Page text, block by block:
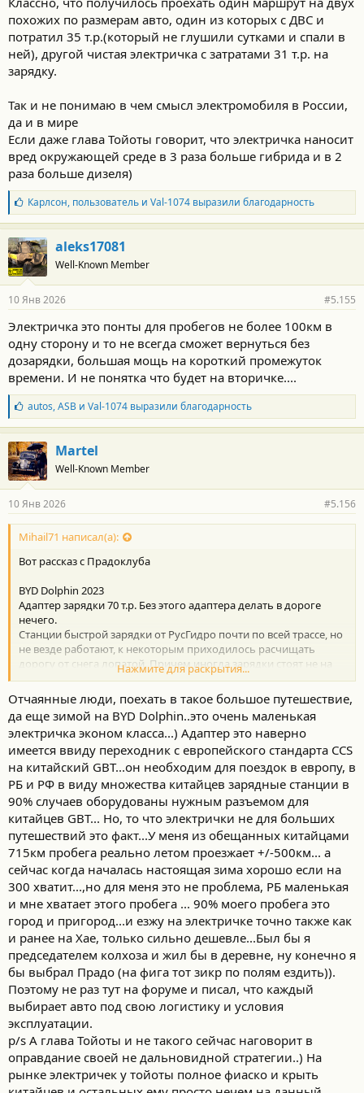
похожих по размерам авто, один из которых с ДВС и
потратил 35 т.р.(который не глушили сутками и спали в
ней), другой чистая электричка с затратами 31 т.р. на
зарядку.
Так и не понимаю в чем смысл электромобиля в России,
да и в мире
Если даже глава Тойоты говорит, что электричка наносит
вред окружающей среде в 3 раза больше гибрида и в 2
раза больше дизеля)
Б
л
а
г
о
д
а
н
с
т
и
Карлсон, пользовательи Val-1074выразили благодарность
aleks17081
Well-Known Member
10 Янв 2026 #5.155
Электричка это понты для пробегов не более 100км в
одну сторону и то не всегда сможет вернуться без
дозарядки, большая мощь на короткий промежуток
времени. И не понятка что будет на вторичке....
Б
л
а
г
о
д
а
н
о
с
и
autos,ASBи Val-1074выразили благодарность
Martel
Well-Known Member
10 Янв 2026 #5.156
Mihail71 написал(а):
Вот рассказ с Прадоклуба
BYD Dolphin 2023
Адаптер зарядки 70 т.р. Без этого адаптера делать в дороге
нечего.
Станции быстрой зарядки от РусГидро почти по всей трассе, но
не везде работают, к некоторым приходилось расчищать
дорогу от снега лопатой. Причем иногда зарядки стоят не на
федеральной трассе, а в 5-8 км в стороне.
Есть отрезки где зарядок нет, и тут спасало, что владельцы
придорожных кафе устанавливают обычные розетки на улице,
правда заряжаться на такой розетке, чтобы дотянуть до
нормальной зарядной станции приходилось почти 12 часов.
Зарядка на станции быстрой зарядки занимала 30-40 минут, и
этого хватало, чтобы максимум проехать 350 км.
Производитель заявляет запас хода до 471 км. По факту при
самых идеальных условиях и скорости 60 км/час больше 350
км не проехать. Вообще заряжались по возможности через
каждые 100-150 км.
Если вдруг дотянуть до того, что машина за глохнет от
разряда, то колёса будут заблокированы и дальше только на
эвакуаторе. А так можно при минимальном заряде брать на
буксир и она будет заряжаться.
Из-за электрички заехали вразные города, и посмотрели их. На
машине с ДВС в них бы даже не заезжали а обходили стороной,
но электричке нужна была зарядка, поэтому заезжали в
города.
Порой чтобы доехать до очередной зарядки ехали 55-60 км,
это оказался самый экономичный режим. Один раз ехали 289
км со скоростью 60 км/час (т.к. зарядка на которую заехали
оказалась не рабочей) и по приезду на станцию зарядки БК
показывал, что электроэнергии ещё на 5 км.
Ехали при температуре на улице от +3 до -5.
За 6 дней прошли 4300 км.
Ехал в паре с Daihatsu Move 2017 г. (0.7 л турбо), который почти
не глушили, т.к. в основном ночевали в нём. На путь в 9600 км
(Биробиджан - Краснодар) потратили именно на бензин 36 т.р.,
Нажмите для раскрытия...
Отчаянные люди, поехать в такое большое путешествие,
да еще зимой на BYD Dolphin..это очень маленькая
электричка эконом класса...) Адаптер это наверно
имеется ввиду переходник с европейского стандарта ССS
на китайский GBT...он необходим для поездок в европу, в
РБ и РФ в виду множества китайцев зарядные станции в
90% случаев оборудованы нужным разъемом для
китайцев GBT... Но, то что электрички не для больших
путешествий это факт...У меня из обещанных китайцами
715км пробега реально летом проезжает +/-500км... а
сейчас когда началась настоящая зима хорошо если на
300 хватит...,но для меня это не проблема, РБ маленькая
и мне хватает этого пробега ... 90% моего пробега это
город и пригород...и езжу на электричке точно также как
и ранее на Хае, только сильно дешевле...Был бы я
председателем колхоза и жил бы в деревне, ну конечно я
бы выбрал Прадо (на фига тот зикр по полям ездить)).
Поэтому не раз тут на форуме и писал, что каждый
выбирает авто под свою логистику и условия
эксплуатации.
p/s А глава Тойоты и не такого сейчас наговорит в
оправдание своей не дальновидной стратегии..) На
рынке электричек у тойоты полное фиаско и крыть